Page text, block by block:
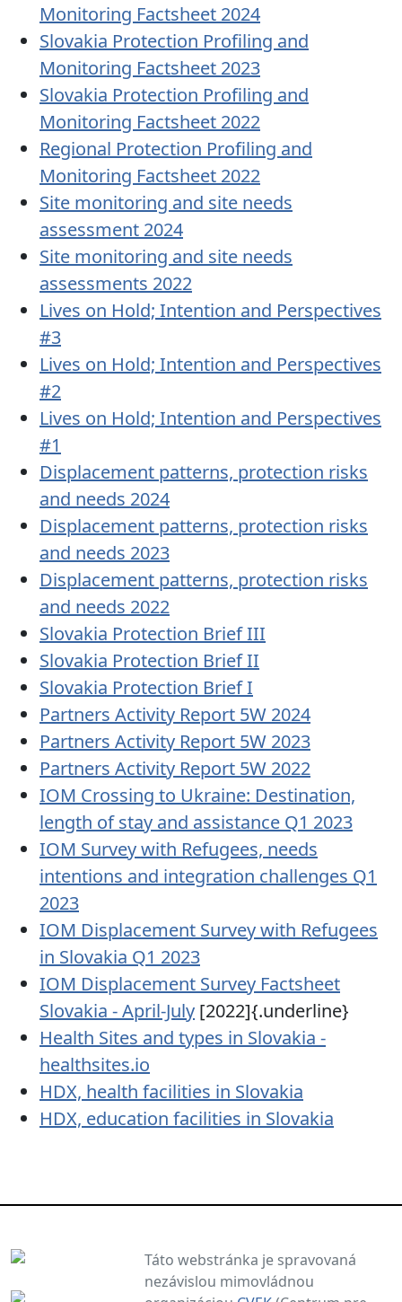
Monitoring Factsheet 2024
Slovakia Protection Profiling and
Monitoring Factsheet 2023
Slovakia Protection Profiling and
Monitoring Factsheet 2022
Regional Protection Profiling and
Monitoring Factsheet 2022
Site monitoring and site needs
assessment 2024
Site monitoring and site needs
assessments 2022
Lives on Hold; Intention and Perspectives
#3
Lives on Hold; Intention and Perspectives
#2
Lives on Hold; Intention and Perspectives
#1
Displacement patterns, protection risks
and needs 2024
Displacement patterns, protection risks
and needs 2023
Displacement patterns, protection risks
and needs 2022
Slovakia Protection Brief III
Slovakia Protection Brief II
Slovakia Protection Brief I
Partners Activity Report 5W 2024
Partners Activity Report 5W 2023
Partners Activity Report 5W 2022
IOM Crossing to Ukraine: Destination,
length of stay and assistance Q1 2023
IOM Survey with Refugees, needs
intentions and integration challenges Q1
2023
IOM Displacement Survey with Refugees
in Slovakia Q1 2023
IOM Displacement Survey Factsheet
Slovakia - April-July [2022]{.underline}
Health Sites and types in Slovakia -
healthsites.io
HDX, health facilities in Slovakia
HDX, education facilities in Slovakia
Táto webstránka je spravovaná
nezávislou mimovládnou